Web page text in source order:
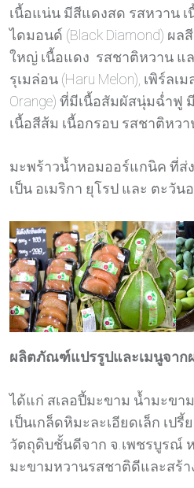
เนื้อแน่น มีสีแดงสด รสหวาน
ไดมอนด์ (Black Diamond) ผล
ใหญ่ เนื้อแดง รสชาติหวาน แ
รุเมล่อน (Haru Melon), เพิร์ลเ
Orange) ที่มีเนื้อสัมผัสนุ่มฉ่ำ
เนื้อสีส้ม เนื้อกรอบ รสชาติหวา
มะพร้าวน้ำหอมออร์แกนิค ที่ส่
เป็น อเมริกา ยุโรป และ ตะวัน
ผลิตภัณฑ์แปรรูปและเมนูจาก
ได้แก่ สเลอปี้มะขาม น้ำมะข
เป็นเกล็ดหิมะละเอียดเล็ก เป
วัตถุดิบชั้นดีจาก จ.เพชรบูรณ์
มะขามหวานรสชาติดีและสร้